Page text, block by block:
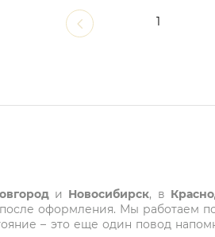
1
и Новосибирск, в
оформления. Мы работаем
– это еще один повод